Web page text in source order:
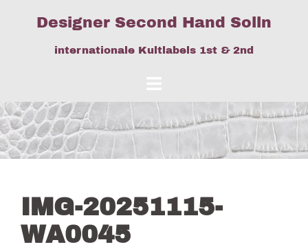
Designer Second Hand Solln
internationale Kultlabels 1st & 2nd
IMG-20251115-
WA0045